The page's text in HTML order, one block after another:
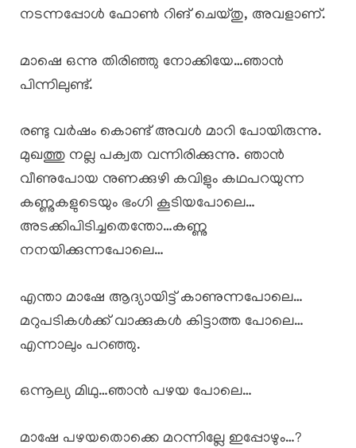
നടന്നപ്പോൾ ഫോൺ റിങ് ചെയ്തു, അവളാണ്.
മാഷെ ഒന്നു തിരിഞ്ഞു നോക്കിയേ…ഞാൻ
പിന്നിലുണ്ട്.
രണ്ടു വർഷം കൊണ്ട് അവൾ മാറി പോയിരുന്നു.
മുഖത്തു നല്ല പക്വത വന്നിരിക്കുന്നു. ഞാൻ
വീണുപോയ നുണക്കുഴി കവിളും കഥപറയുന്ന
കണ്ണുകളുടെയും ഭംഗി കൂടിയപോലെ…
അടക്കിപിടിച്ചതെന്തോ…കണ്ണു
നനയിക്കുന്നപോലെ…
എന്താ മാഷേ ആദ്യായിട്ട് കാണുന്നപോലെ…
മറുപടികൾക്ക് വാക്കുകൾ കിട്ടാത്ത പോലെ…
എന്നാലും പറഞ്ഞു.
ഒന്നൂല്യ മിഥു…ഞാൻ പഴയ പോലെ…
മാഷേ പഴയതൊക്കെ മറന്നില്ലേ ഇപ്പോഴും…?